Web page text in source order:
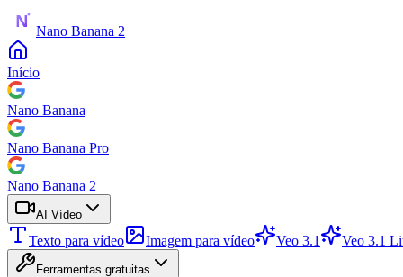
Nano Banana 2
Início
Nano Banana
Nano Banana Pro
Nano Banana 2
AI Vídeo
Texto para vídeo Imagem para vídeo Veo 3.1 Veo 3.1
Ferramentas gratuitas